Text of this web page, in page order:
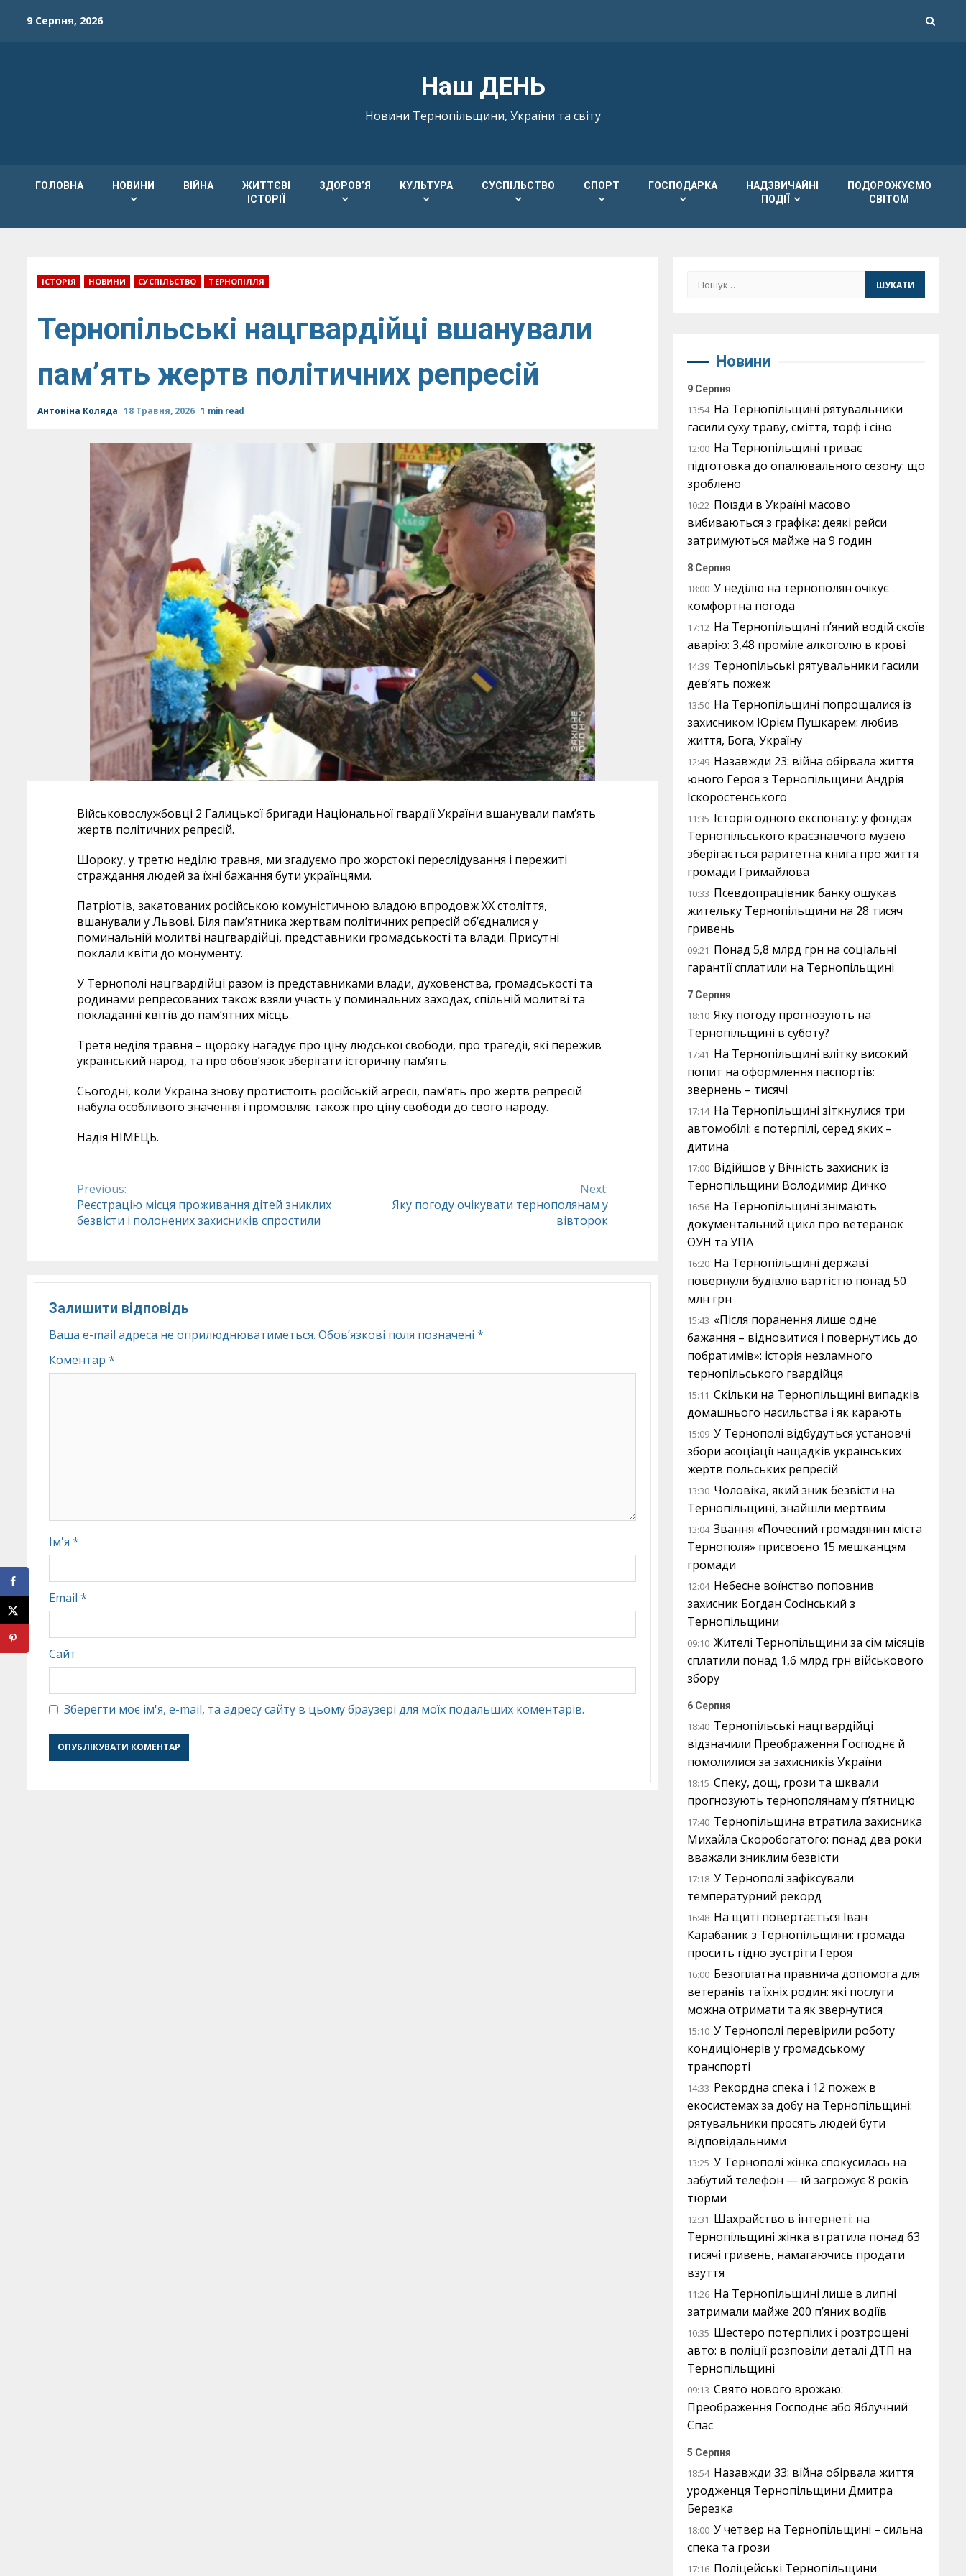
9 Серпня, 2026
Наш ДЕНЬ
Новини Тернопільщини, України та світу
ГОЛОВНА НОВИНИ ВІЙНА
ЖИТТЄВІ
ІСТОРІЇ
ЗДОРОВ’Я КУЛЬТУРА СУСПІЛЬСТВО СПОРТ ГОСПОДАРКА
НАДЗВИЧАЙНІ
ПОДІЇ
ПОДОРОЖУЄМО
СВІТОМ
ІСТОРІЯ НОВИНИ СУСПІЛЬСТВО ТЕРНОПІЛЛЯ
Тернопільські нацгвардійці вшанували
пам’ять жертв політичних репресій
Антоніна Коляда 18 Травня, 2026 1 min read
Військовослужбовці 2 Галицької бригади Національної гвардії України вшанували пам’ять
жертв політичних репресій.
Щороку, у третю неділю травня, ми згадуємо про жорстокі переслідування і пережиті
страждання людей за їхні бажання бути українцями.
Патріотів, закатованих російською комуністичною владою впродовж ХХ століття,
вшанували у Львові. Біля пам’ятника жертвам політичних репресій об’єдналися у
поминальній молитві нацгвардійці, представники громадськості та влади. Присутні
поклали квіти до монументу.
У Тернополі нацгвардійці разом із представниками влади, духовенства, громадськості та
родинами репресованих також взяли участь у поминальних заходах, спільній молитві та
покладанні квітів до пам’ятних місць.
Третя неділя травня – щороку нагадує про ціну людської свободи, про трагедії, які пережив
український народ, та про обов’язок зберігати історичну пам’ять.
Сьогодні, коли Україна знову протистоїть російській агресії, пам’ять про жертв репресій
набула особливого значення і промовляє також про ціну свободи до свого народу.
Надія НІМЕЦЬ.
Continue
Reading
Previous:
Реєстрацію місця проживання дітей зниклих
безвісти і полонених захисників спростили
Next:
Яку погоду очікувати тернополянам у
вівторок
Залишити відповідь
Ваша e-mail адреса не оприлюднюватиметься. Обов’язкові поля позначені *
Коментар *
Ім'я *
Email *
Сайт
Зберегти моє ім'я, e-mail, та адресу сайту в цьому браузері для моїх подальших коментарів.
Пошук:
Новини
9 Серпня
13:54 На Тернопільщині рятувальники
гасили суху траву, сміття, торф і сіно
12:00 На Тернопільщині триває
підготовка до опалювального сезону: що
зроблено
10:22 Поїзди в Україні масово
вибиваються з графіка: деякі рейси
затримуються майже на 9 годин
8 Серпня
18:00 У неділю на тернополян очікує
комфортна погода
17:12 На Тернопільщині п’яний водій скоїв
аварію: 3,48 проміле алкоголю в крові
14:39 Тернопільські рятувальники гасили
дев’ять пожеж
13:50 На Тернопільщині попрощалися із
захисником Юрієм Пушкарем: любив
життя, Бога, Україну
12:49 Назавжди 23: війна обірвала життя
юного Героя з Тернопільщини Андрія
Іскоростенського
11:35 Історія одного експонату: у фондах
Тернопільського краєзнавчого музею
зберігається раритетна книга про життя
громади Гримайлова
10:33 Псевдопрацівник банку ошукав
жительку Тернопільщини на 28 тисяч
гривень
09:21 Понад 5,8 млрд грн на соціальні
гарантії сплатили на Тернопільщині
7 Серпня
18:10 Яку погоду прогнозують на
Тернопільщині в суботу?
17:41 На Тернопільщині влітку високий
попит на оформлення паспортів:
звернень – тисячі
17:14 На Тернопільщині зіткнулися три
автомобілі: є потерпілі, серед яких –
дитина
17:00 Відійшов у Вічність захисник із
Тернопільщини Володимир Дичко
16:56 На Тернопільщині знімають
документальний цикл про ветеранок
ОУН та УПА
16:20 На Тернопільщині державі
повернули будівлю вартістю понад 50
млн грн
15:43 «Після поранення лише одне
бажання – відновитися і повернутись до
побратимів»: історія незламного
тернопільського гвардійця
15:11 Скільки на Тернопільщині випадків
домашнього насильства і як карають
15:09 У Тернополі відбудуться установчі
збори асоціації нащадків українських
жертв польських репресій
13:30 Чоловіка, який зник безвісти на
Тернопільщині, знайшли мертвим
13:04 Звання «Почесний громадянин міста
Тернополя» присвоєно 15 мешканцям
громади
12:04 Небесне воїнство поповнив
захисник Богдан Сосінський з
Тернопільщини
09:10 Жителі Тернопільщини за сім місяців
сплатили понад 1,6 млрд грн військового
збору
6 Серпня
18:40 Тернопільські нацгвардійці
відзначили Преображення Господнє й
помолилися за захисників України
18:15 Спеку, дощ, грози та шквали
прогнозують тернополянам у п’ятницю
17:40 Тернопільщина втратила захисника
Михайла Скоробогатого: понад два роки
вважали зниклим безвісти
17:18 У Тернополі зафіксували
температурний рекорд
16:48 На щиті повертається Іван
Карабаник з Тернопільщини: громада
просить гідно зустріти Героя
16:00 Безоплатна правнича допомога для
ветеранів та їхніх родин: які послуги
можна отримати та як звернутися
15:10 У Тернополі перевірили роботу
кондиціонерів у громадському
транспорті
14:33 Рекордна спека і 12 пожеж в
екосистемах за добу на Тернопільщині:
рятувальники просять людей бути
відповідальними
13:25 У Тернополі жінка спокусилась на
забутий телефон — їй загрожує 8 років
тюрми
12:31 Шахрайство в інтернеті: на
Тернопільщині жінка втратила понад 63
тисячі гривень, намагаючись продати
взуття
11:26 На Тернопільщині лише в липні
затримали майже 200 п’яних водіїв
10:35 Шестеро потерпілих і розтрощені
авто: в поліції розповіли деталі ДТП на
Тернопільщині
09:13 Свято нового врожаю:
Преображення Господнє або Яблучний
Спас
5 Серпня
18:54 Назавжди 33: війна обірвала життя
уродженця Тернопільщини Дмитра
Березка
18:00 У четвер на Тернопільщині – сильна
спека та грози
17:16 Поліцейські Тернопільщини